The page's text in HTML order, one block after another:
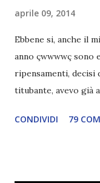
aprile 09, 2014
Ebbene si, anche il
anno çwwwwç sono
ripensamenti,
titubante, avevo già
nuovo significava
CONDIVIDI 79